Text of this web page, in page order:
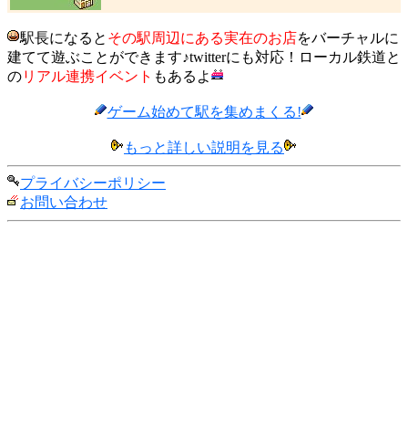
駅長になると その駅周辺にある実在のお店をバーチャルに
建てて遊ぶことができます♪twitterにも対応！ローカル鉄道と
のリアル連携イベント もあるよ
ゲーム始めて駅を集めまくる!
もっと詳しい説明を見る
プライバシーポリシー
お問い合わせ